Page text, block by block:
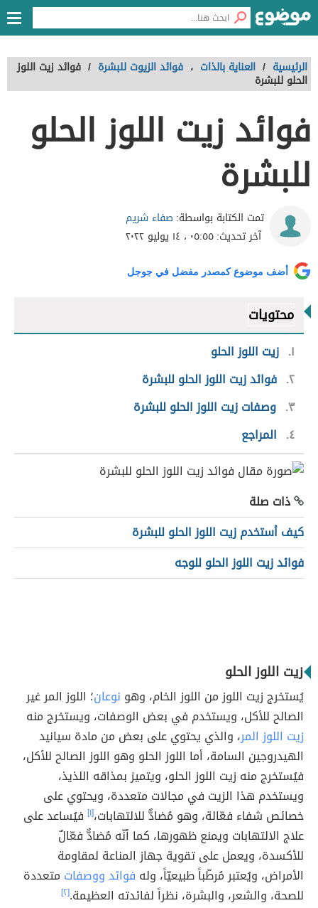
الرئيسية / العناية بالذات ، فوائد الزيوت للبشرة / فوائد زيت اللوز
الحلو للبشرة
فوائد زيت اللوز الحلو
للبشرة
تمت الكتابة بواسطة: صفاء شريم
آخر تحديث:٠٥:٥٥ ، ١٤ يوليو ٢٠٢٢
أضف موضوع كمصدر مفضل في جوجل
محتويات
١ زيت اللوز الحلو
٢ فوائد زيت اللوز الحلو للبشرة
٣ وصفات زيت اللوز الحلو للبشرة
٤
المراجع
ذات صلة
كيف أستخدم زيت اللوز الحلو للبشرة
فوائد زيت اللوز الحلو للوجه
زيت اللوز الحلو
يُستخرج زيت اللوز من اللوز الخام، وهو نوعان؛ اللوز المر غير
الصالح للأكل، ويستخدم في بعض الوصفات، ويستخرج منه
زيت اللوز المر، والذي يحتوي على بعض من مادة سيانيد
الهيدروجين السامة، أما اللوز الحلو وهو اللوز الصالح للأكل،
فيُستخرج منه زيت اللوز الحلو، ويتميز بمذاقه اللذيذ،
ويستخدم هذا الزيت في مجالات متعددة، ويحتوي على
خصائص شفاء فعّالة، وهو مُضادٌّ للالتهابات،[١] فيُساعد على
علاج الالتهابات ويمنع ظهورها، كما أنّه مُضادٌّ فعّالٌ
للأكسدة، ويعمل على تقوية جهاز المناعة لمقاومة
الأمراض، ويُعتبر مُرطّباً طبيعيّاً، وله فوائد ووصفات متعددة
للصحة، والشعر، والبشرة، نظراً لفائدته العظيمة.[٢]